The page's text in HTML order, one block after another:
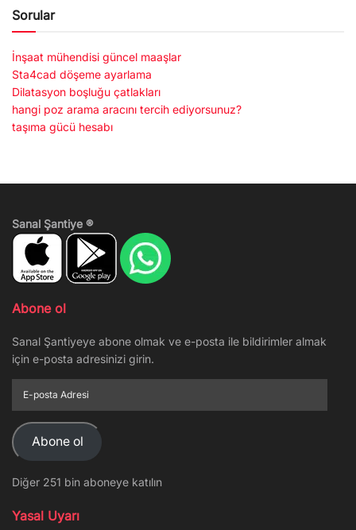
Sorular
İnşaat mühendisi güncel maaşlar
Sta4cad döşeme ayarlama
Dilatasyon boşluğu çatlakları
hangi poz arama aracını tercih ediyorsunuz?
taşıma gücü hesabı
Sanal Şantiye ®
Abone ol
Sanal Şantiyeye abone olmak ve e-posta ile bildirimler almak
için e-posta adresinizi girin.
posta
Adresi
Abone ol
Diğer 251 bin aboneye katılın
Yasal Uyarı